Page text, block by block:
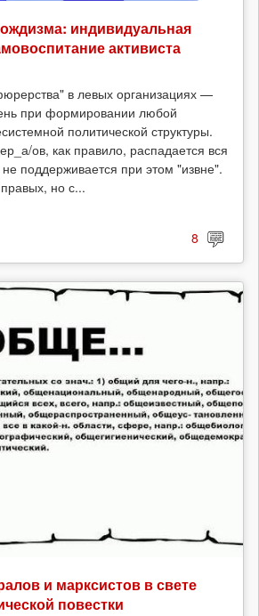
индивидуальная
активиста
в левых организациях —
при формировании любой
политической структуры.
ов, как правило, распадается вся
поддерживается при этом "извне".
но с...
8
и марксистов в свете
повестки